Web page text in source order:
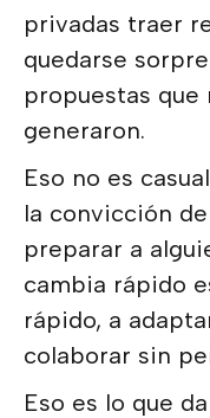
privadas traer
quedarse
propuestas que
generaron.
Eso no es
la convicción
preparar a
cambia rápido
rápido, a
colaborar sin
Eso es lo que